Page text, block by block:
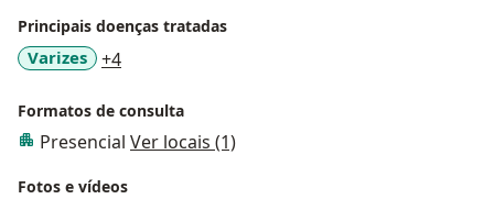
Principais doenças tratadas
Varizes +4a11y_sr_more_diseases
Formatos de consulta
Presencial Ver locais (1)
Fotos e vídeos